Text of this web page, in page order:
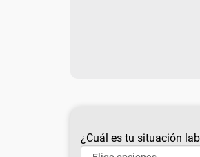
¿Cuál es tu situación